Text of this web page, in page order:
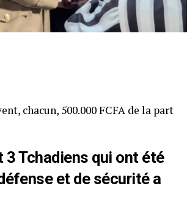
chacun, 500.000 FCFA de la part
Tchadiens qui ont été
et de sécurité a